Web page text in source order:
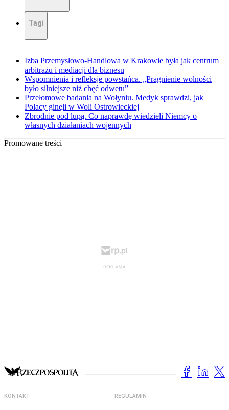
Tagi
Izba Przemysłowo-Handlowa w Krakowie była jak centrum
arbitrażu i mediacji dla biznesu
Wspomnienia i refleksje powstańca. „Pragnienie wolności
było silniejsze niż chęć odwetu”
Przełomowe badania na Wołyniu. Medyk sprawdzi, jak
Polacy ginęli w Woli Ostrowieckiej
Zbrodnie pod lupą. Co naprawdę wiedzieli Niemcy o
własnych działaniach wojennych
Promowane treści
KONTAKT REGULAMIN